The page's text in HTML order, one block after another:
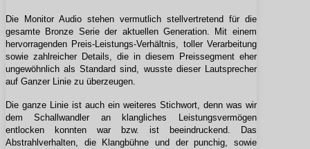
Die Monitor Audio stehen vermutlich stellvertretend für die
gesamte Bronze Serie der aktuellen Generation. Mit einem
hervorragenden Preis-Leistungs-Verhältnis, toller Verarbeitung
sowie zahlreicher Details, die in diesem Preissegment eher
ungewöhnlich als Standard sind, wusste dieser Lautsprecher
auf Ganzer Linie zu überzeugen.
Die ganze Linie ist auch ein weiteres Stichwort, denn was wir
dem Schallwandler an klangliches Leistungsvermögen
entlocken konnten war bzw. ist beeindruckend. Das
Abstrahlverhalten, die Klangbühne und der punchig, sowie